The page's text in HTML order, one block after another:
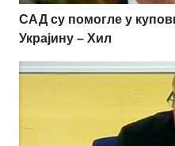
САД су помогле у
Украјину – Хил